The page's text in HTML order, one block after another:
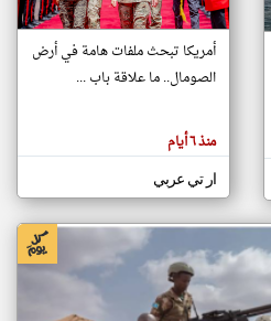
تغيير الدولة
اخبار الصومال على مدار الساعة
أهم اخبار الصومال العاجلة والمباشرة
أمريكا تبحث ملفات هامة في أرض
الصومال.. ما علاقة باب ...
منذ ٦ أيام
ار تي عربي
klyoum.com